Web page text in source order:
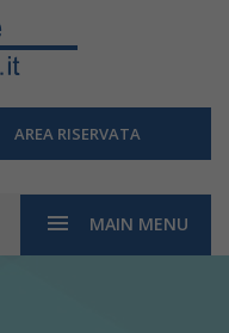
AREA RISERVATA
MAIN MENU